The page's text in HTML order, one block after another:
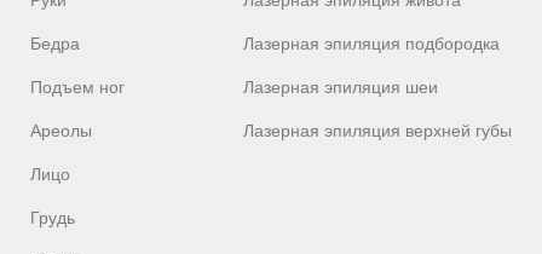
Бедра
Подъем ног
Ареолы
Лицо
Грудь
Лазерная эпиляция подбородка
Лазерная эпиляция шеи
Лазерная эпиляция верхней губы